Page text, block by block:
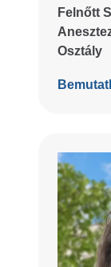
Felnőtt
Osztály